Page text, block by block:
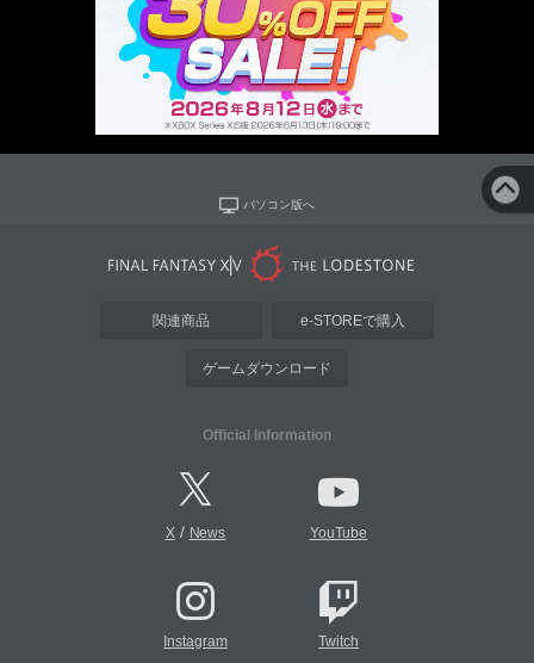
パソコン版へ
関連商品 e-STOREで購入
ゲームダウンロード
Official Information
X/ News YouTube
Instagram Twitch